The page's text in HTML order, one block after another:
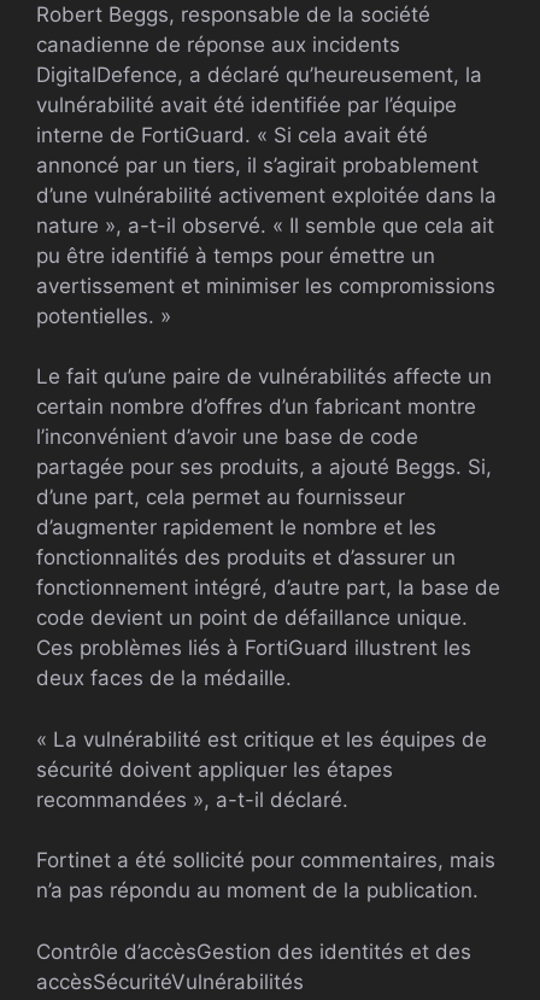
Robert Beggs, responsable de la société
canadienne de réponse aux incidents
DigitalDefence, a déclaré qu’heureusement, la
vulnérabilité avait été identifiée par l’équipe
interne de FortiGuard. « Si cela avait été
annoncé par un tiers, il s’agirait probablement
d’une vulnérabilité activement exploitée dans la
nature », a-t-il observé. « Il semble que cela ait
pu être identifié à temps pour émettre un
avertissement et minimiser les compromissions
potentielles. »
Le fait qu’une paire de vulnérabilités affecte un
certain nombre d’offres d’un fabricant montre
l’inconvénient d’avoir une base de code
partagée pour ses produits, a ajouté Beggs. Si,
d’une part, cela permet au fournisseur
d’augmenter rapidement le nombre et les
fonctionnalités des produits et d’assurer un
fonctionnement intégré, d’autre part, la base de
code devient un point de défaillance unique.
Ces problèmes liés à FortiGuard illustrent les
deux faces de la médaille.
« La vulnérabilité est critique et les équipes de
sécurité doivent appliquer les étapes
recommandées », a-t-il déclaré.
Fortinet a été sollicité pour commentaires, mais
n’a pas répondu au moment de la publication.
Contrôle d’accèsGestion des identités et des
accèsSécuritéVulnérabilités